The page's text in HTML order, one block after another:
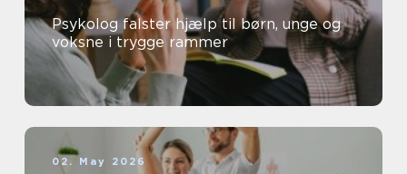
Psykolog falster hjælp til børn, unge og
voksne i trygge rammer
02. May 2026